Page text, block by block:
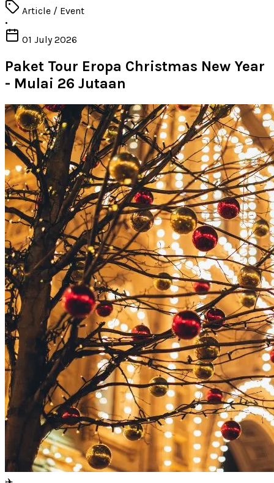
Article / Event
•
01 July 2026
Paket Tour Eropa Christmas New Year
- Mulai 26 Jutaan